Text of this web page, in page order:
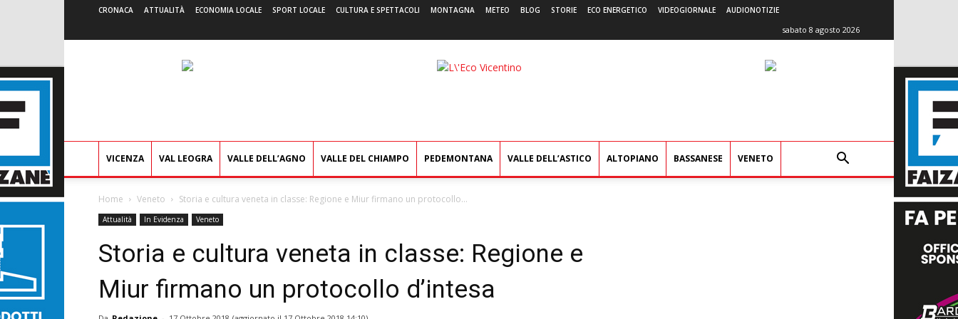
CRONACA ATTUALITÀ ECONOMIA LOCALE SPORT LOCALE CULTURA E SPETTACOLI MONTAGNA METEO BLOG STORIE ECO ENERGETICO VIDEOGIORNALE AUDIONOTIZIE
sabato 8 agosto 2026
L'Eco
VICENZA VAL LEOGRA VALLE DELL’AGNO VALLE DEL CHIAMPO PEDEMONTANA VALLE DELL’ASTICO ALTOPIANO BASSANESE VENETO
Home Veneto Storia e cultura veneta in classe: Regione e Miur firmano un protocollo...
Attualità In Evidenza Veneto
Storia e cultura veneta in classe: Regione e
Miur firmano un protocollo d’intesa